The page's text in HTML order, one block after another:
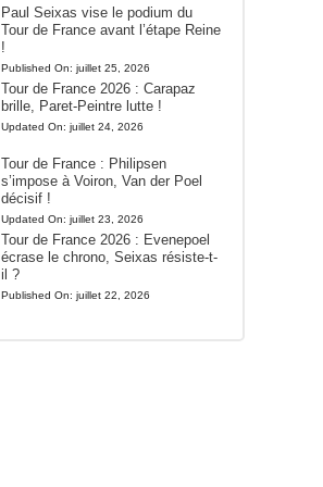
Paul Seixas vise le podium du
Tour de France avant l’étape Reine
!
Published On: juillet 25, 2026
Tour de France 2026 : Carapaz
brille, Paret-Peintre lutte !
Updated On: juillet 24, 2026
Tour de France : Philipsen
s’impose à Voiron, Van der Poel
décisif !
Updated On: juillet 23, 2026
Tour de France 2026 : Evenepoel
écrase le chrono, Seixas résiste-t-
il ?
Published On: juillet 22, 2026